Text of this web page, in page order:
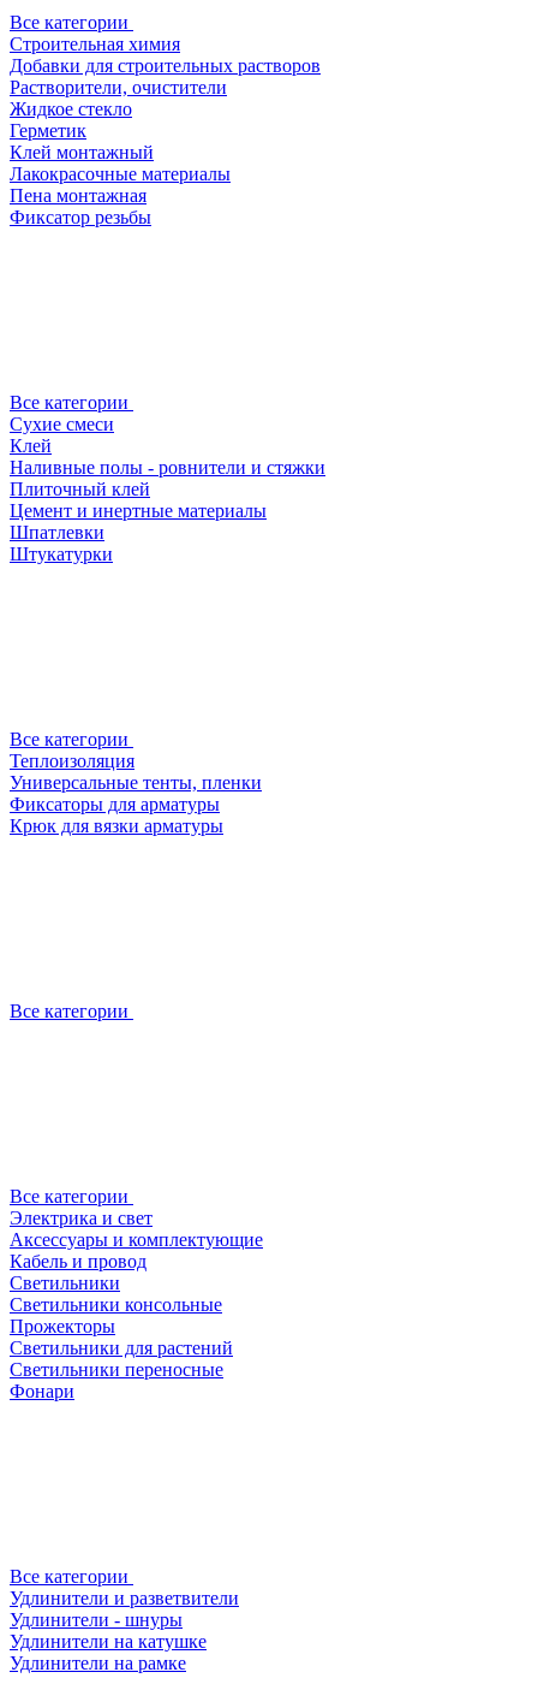
Все категории
Строительная химия
Добавки для строительных растворов
Растворители, очистители
Жидкое стекло
Герметик
Клей монтажный
Лакокрасочные материалы
Пена монтажная
Фиксатор резьбы
Все категории
Сухие смеси
Клей
Наливные полы - ровнители и стяжки
Плиточный клей
Цемент и инертные материалы
Шпатлевки
Штукатурки
Все категории
Теплоизоляция
Универсальные тенты, пленки
Фиксаторы для арматуры
Крюк для вязки арматуры
Все категории
Все категории
Электрика и свет
Аксессуары и комплектующие
Кабель и провод
Светильники
Светильники консольные
Прожекторы
Светильники для растений
Светильники переносные
Фонари
Все категории
Удлинители и разветвители
Удлинители - шнуры
Удлинители на катушке
Удлинители на рамке